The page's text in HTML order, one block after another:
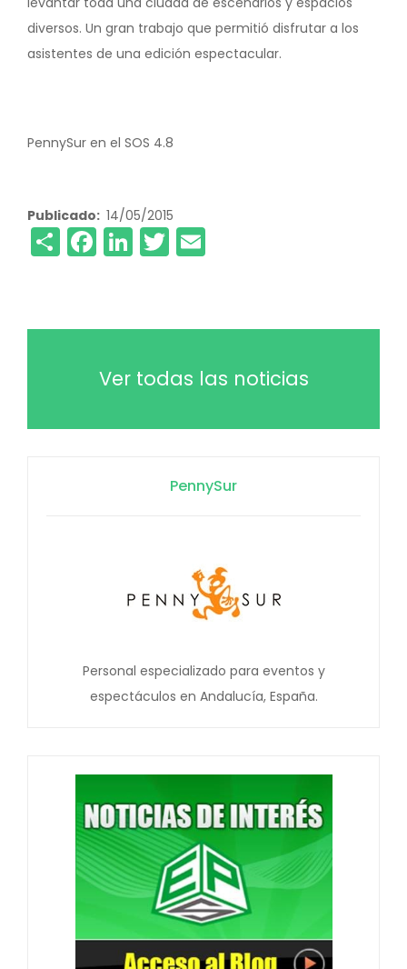
diversos. Un gran trabajo que permitió disfrutar a los
asistentes de una edición espectacular.
PennySur en el SOS 4.8
Publicado 14/05/2015
ShareFacebook
LinkedIn
Twitter
Ver todas las noticias
PennySur
Personal especializado para eventos y
espectáculos en Andalucía, España.